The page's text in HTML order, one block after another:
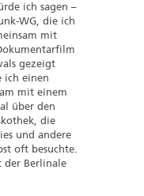
ich sagen –
WG, die ich
mit
gezeigt
ich einen
mit einem
über den
die
und andere
oft besuchte.
der Berlinale